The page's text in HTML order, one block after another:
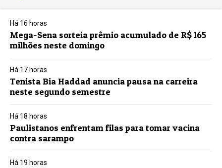
Há 16 horas
Mega-Sena sorteia prêmio acumulado de R$ 165
milhões neste domingo
Há 17 horas
Tenista Bia Haddad anuncia pausa na carreira
neste segundo semestre
Há 18 horas
Paulistanos enfrentam filas para tomar vacina
contra sarampo
Há 19 horas